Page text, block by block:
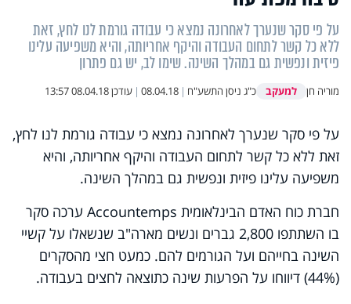
על פי סקר שנערך לאחרונה נמצא כי עבודה גורמת לנו לחץ, זאת
ללא כל קשר לתחום העבודה והיקף אחריותה, והיא משפיעה עלינו
פיזית ונפשית גם במהלך השינה. שימו לב, יש גם פתרון
מוריה חן למעקב כ"ג ניסן התשע"ח |
08.04.18
| עודכן08.04.18 13:57
על פי סקר שנערך לאחרונה נמצא כי עבודה גורמת לנו לחץ,
זאת ללא כל קשר לתחום העבודה והיקף אחריותה, והיא
משפיעה עלינו פיזית ונפשית גם במהלך השינה.
חברת כוח האדם הבינלאומית Accountemps ערכה סקר
בו השתתפו 2,800 גברים ונשים מארה"ב שנשאלו על קשיי
השינה בחייהם ועל הגורמים להם. כמעט חצי מהסקרים
(44%) דיווחו על הפרעות שינה כתוצאה לחצים בעבודה.